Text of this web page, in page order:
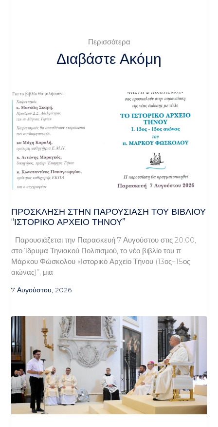
Περισσότερα
Διαβάστε Ακόμη
ΠΡΌΣΚΛΗΣΗ ΣΤΗΝ ΠΑΡΟΥΣΊΑΣΗ ΤΟΥ ΒΙΒΛΊΟΥ
“ΙΣΤΟΡΙΚΌ ΑΡΧΕΊΟ ΤΉΝΟΥ”
Παρουσιάζεται την Παρασκευή 7 Αυγούστου στις 20:00,
στο Ίδρυμα Τηνιακού Πολιτισμού, το νέο βιβλίο του π.
Μάρκου Φώσκολου «Ιστορικό Αρχείο Τήνου (13ος–15ος
αιώνας)”, μια
7 Αυγούστου, 2026